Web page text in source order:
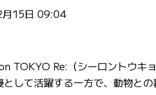
15日 09:04
TOKYO Re:（シーロントウキ
して活躍する一方で、動物と